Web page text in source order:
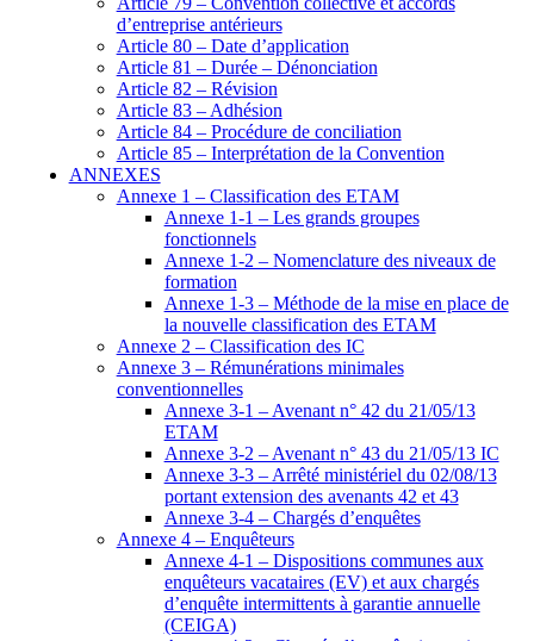
d’entreprise antérieurs
Article 80 – Date d’application
Article 81 – Durée – Dénonciation
Article 82 – Révision
Article 83 – Adhésion
Article 84 – Procédure de conciliation
Article 85 – Interprétation de la Convention
ANNEXES
Annexe 1 – Classification des ETAM
Annexe 1-1 – Les grands groupes
fonctionnels
Annexe 1-2 – Nomenclature des niveaux de
formation
Annexe 1-3 – Méthode de la mise en place de
la nouvelle classification des ETAM
Annexe 2 – Classification des IC
Annexe 3 – Rémunérations minimales
conventionnelles
Annexe 3-1 – Avenant n° 42 du 21/05/13
ETAM
Annexe 3-2 – Avenant n° 43 du 21/05/13 IC
Annexe 3-3 – Arrêté ministériel du 02/08/13
portant extension des avenants 42 et 43
Annexe 3-4 – Chargés d’enquêtes
Annexe 4 – Enquêteurs
Annexe 4-1 – Dispositions communes aux
enquêteurs vacataires (EV) et aux chargés
d’enquête intermittents à garantie annuelle
(CEIGA)